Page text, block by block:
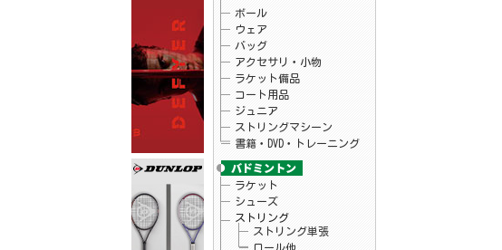
FILA×mofusand コラボTシャツ入荷しまし
26.05.22 Christy
ウインブルドンチャンピオンシップ2025タ
オル プライスダウンしました♪
26.05.20 Christy
テニス アクセサリ・小物 チャンピオン
シップタオル
26.05.15 ダンロップ
テニスラケット「LX 800」シリーズ予約開
26.05.15 ダンロップ
テニスラケット「LX 1000」シリーズ予約開
26.05.15 バボラ
バボラテニスシューズ 「SFX EVO」予約開
始
26.05.15
ボール
ウェア
バッグ
アクセサリ・小物
ラケット備品
コート用品
ジュニア
ストリングマシーン
書籍・DVD・トレーニング
ラケット
シューズ
ストリング
ストリング単張
ロール他